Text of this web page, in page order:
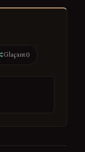
Glaçant0